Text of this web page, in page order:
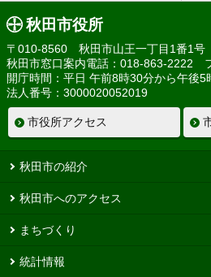
秋田市役所
〒010-8560 秋田市山王一丁目1番1号
秋田市窓口案内電話：018-863-2222
開庁時間：平日 午前8時30分から午後5
法人番号：3000020052019
市役所アクセス
秋田市の紹介
秋田市へのアクセス
まちづくり
統計情報